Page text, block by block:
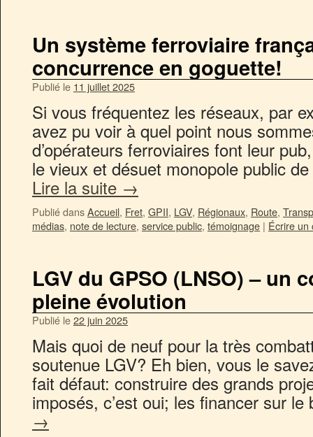
Un système ferroviaire
concurrence en goguette!
Publié le 11 juillet 2025
Si vous fréquentez les réseaux, par
avez pu voir à quel point nous
d’opérateurs ferroviaires font leur
le vieux et désuet monopole public
Lire la suite →
Publié dansAccueil, Fret, GPII, LGV, Régionaux, Route,
médias, note de lecture, service public, témoignage | Écrire un
LGV du GPSO (LNSO) – un
pleine évolution
Publié le22 juin 2025
Mais quoi de neuf pour la très
soutenue LGV? Eh bien, vous le
fait défaut: construire des grands
imposés, c’est oui; les financer sur
→